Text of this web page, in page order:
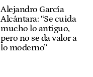
Alejandro García
Alcántara: “Se cuida
mucho lo antiguo,
pero no se da valor a
lo moderno”